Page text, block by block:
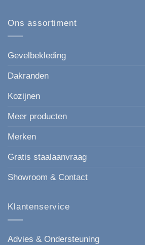
de
voor
elke
gevelbekleding
in
Ons assortiment
Gevelbekleding
Dakranden
Kozijnen
Meer producten
Merken
Gratis staalaanvraag
Showroom & Contact
Klantenservice
Advies & Ondersteuning